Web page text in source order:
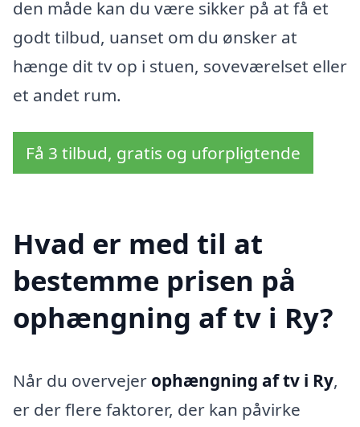
den måde kan du være sikker på at få et
godt tilbud, uanset om du ønsker at
hænge dit tv op i stuen, soveværelset eller
et andet rum.
Få 3 tilbud, gratis og uforpligtende
Hvad er med til at
bestemme prisen på
ophængning af tv i Ry?
Når du overvejer ophængning af tv i Ry,
er der flere faktorer, der kan påvirke